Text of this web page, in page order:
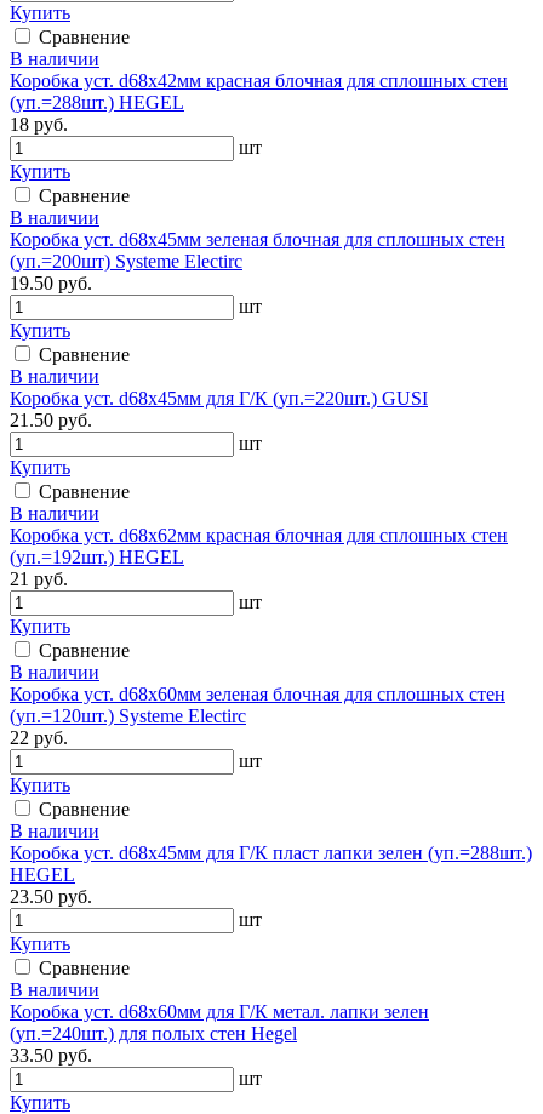
Купить
Сравнение
В наличии
Коробка уст. d68х42мм красная блочная для сплошных стен
(уп.=288шт.) HEGEL
18 руб.
шт
Купить
Сравнение
В наличии
Коробка уст. d68х45мм зеленая блочная для сплошных стен
(уп.=200шт) Systeme Electirc
19.50 руб.
шт
Купить
Сравнение
В наличии
Коробка уст. d68х45мм для Г/К (уп.=220шт.) GUSI
21.50 руб.
шт
Купить
Сравнение
В наличии
Коробка уст. d68х62мм красная блочная для сплошных стен
(уп.=192шт.) HEGEL
21 руб.
шт
Купить
Сравнение
В наличии
Коробка уст. d68х60мм зеленая блочная для сплошных стен
(уп.=120шт.) Systeme Electirc
22 руб.
шт
Купить
Сравнение
В наличии
Коробка уст. d68х45мм для Г/К пласт лапки зелен (уп.=288шт.)
HEGEL
23.50 руб.
шт
Купить
Сравнение
В наличии
Коробка уст. d68х60мм для Г/К метал. лапки зелен
(уп.=240шт.) для полых стен Hegel
33.50 руб.
шт
Купить